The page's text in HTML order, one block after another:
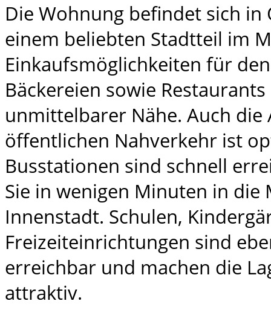
Die Wohnung befindet sich in
einem beliebten Stadtteil im
Einkaufsmöglichkeiten für
Bäckereien sowie
unmittelbarer Nähe. Auch die
öffentlichen Nahverkehr ist
Busstationen sind schnell
Sie in wenigen Minuten in die
Innenstadt. Schulen,
Freizeiteinrichtungen sind
erreichbar und machen die
attraktiv.